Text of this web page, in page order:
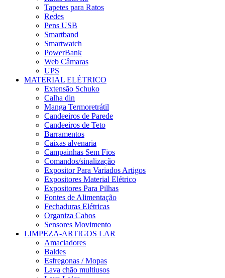
Tapetes para Ratos
Redes
Pens USB
Smartband
Smartwatch
PowerBank
Web Câmaras
UPS
MATERIAL ELÉTRICO
Extensão Schuko
Calha din
Manga Termoretrátil
Candeeiros de Parede
Candeeiros de Teto
Barramentos
Caixas alvenaria
Campainhas Sem Fios
Comandos/sinalização
Expositor Para Variados Artigos
Expositores Material Elétrico
Expositores Para Pilhas
Fontes de Alimentação
Fechaduras Elétricas
Organiza Cabos
Sensores Movimento
LIMPEZA-ARTIGOS LAR
Amaciadores
Baldes
Esfregonas / Mopas
Lava chão multiusos